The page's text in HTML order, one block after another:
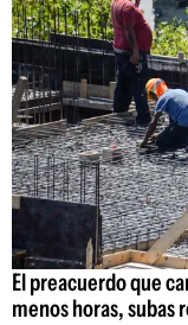
El preacuerdo que
menos horas, subas